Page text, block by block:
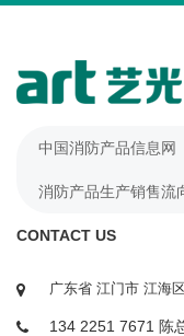
中国消防产品信息网
消防产品生产销售流
CONTACT US
广东省 江门市 江海
134 2251 7671 陈